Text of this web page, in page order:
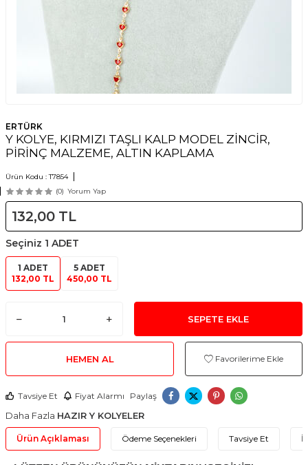
ERTÜRK
Y KOLYE, KIRMIZI TAŞLI KALP MODEL ZİNCİR,
PİRİNÇ MALZEME, ALTIN KAPLAMA
Ürün Kodu :T7854
(0) Yorum Yap
132,00 TL
Seçiniz 1 ADET
1 ADET
132,00 TL
5 ADET
450,00 TL
SEPETE EKLE
HEMEN AL Favorilerime Ekle
Tavsiye Et Fiyat Alarmı Paylaş
Daha Fazla HAZIR Y KOLYELER
Ürün Açıklaması Ödeme Seçenekleri Tavsiye Et